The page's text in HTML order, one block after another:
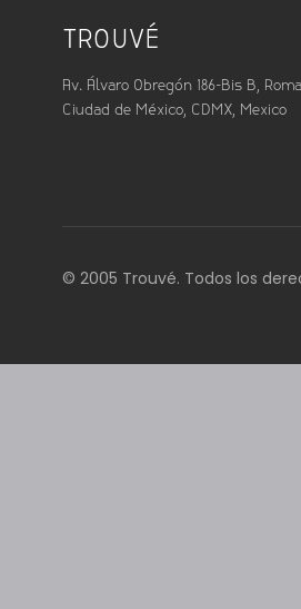
TROUVÉ
Av. Álvaro Obregón 186-Bis B,
Ciudad de México, CDMX, Mexico
© 2005 Trouvé. Todos los